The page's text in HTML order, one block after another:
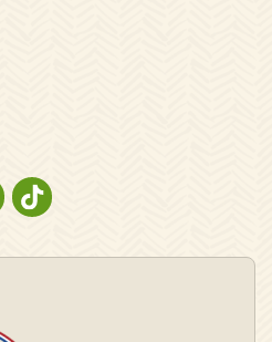
OP INSTAGRAM
OP PINTEREST
OP YOUTUBE
NATURESCANNER OP TIKTOK